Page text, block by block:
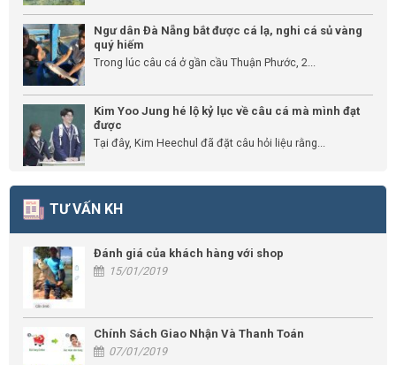
Ngư dân Đà Nẵng bắt được cá lạ, nghi cá sủ vàng
quý hiếm
Trong lúc câu cá ở gần cầu Thuận Phước, 2...
Kim Yoo Jung hé lộ kỷ lục về câu cá mà mình đạt
được
Tại đây, Kim Heechul đã đặt câu hỏi liệu rằng...
TƯ VẤN KH
Đánh giá của khách hàng với shop
15/01/2019
Chính Sách Giao Nhận Và Thanh Toán
07/01/2019